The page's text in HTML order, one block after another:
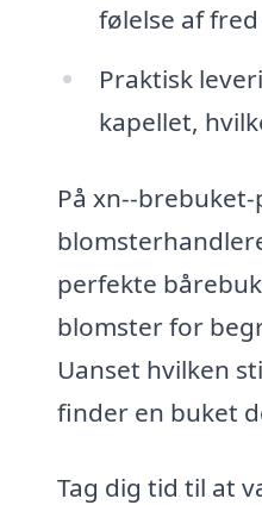
følelse af
Praktisk
kapellet,
På xn--
perfekte
blomster for
Uanset hvilken
finder en buket
Tag dig tid til at